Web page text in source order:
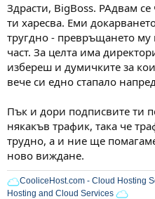
Здрасти, BigBoss. РАдвам
ти харесва. Еми
тругдно - превръщането му
част. За целта има
избереш и думичките за
вече си едно стапало
Пък и дори подписвите ти
някакъв трафик, така че
трудно, а и ние ще
ново виждане.
CooliceHost.com - Cloud Hosting
Hosting and Cloud Services